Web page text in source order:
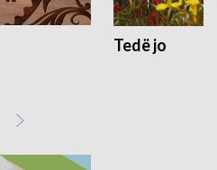
Tedë jo